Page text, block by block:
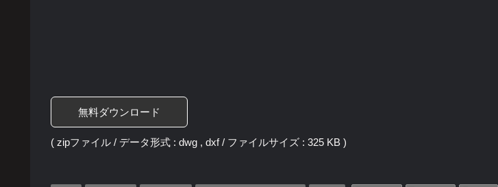
無料ダウンロード
( zipファイル / データ形式 : dwg , dxf / ファイルサイズ : 325 KB )